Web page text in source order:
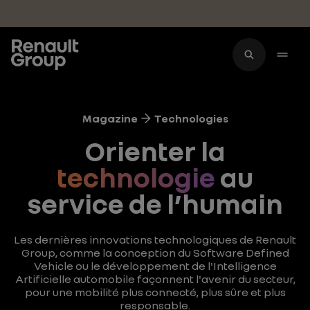
Magazine Technologies
Orienter la
technologieau
service de l’humain
Les dernières innovations technologiques de Renault
Group, comme la conception du Software Defined
Vehicle ou le développement de l'Intelligence
Artificielle automobile façonnent l'avenir du secteur,
pour une mobilité plus connecté, plus sûre et plus
responsable.